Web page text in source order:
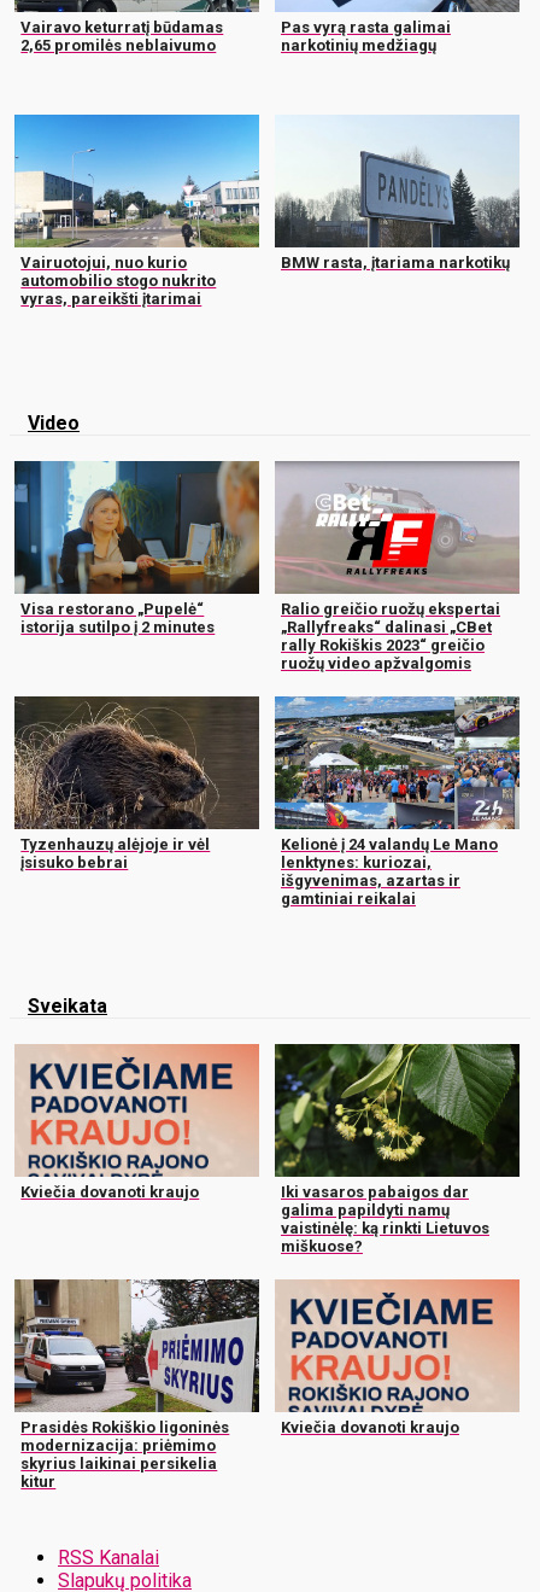
Vairavo keturratį būdamas
2,65 promilės neblaivumo
Pas vyrą rasta galimai
narkotinių medžiagų
Vairuotojui, nuo kurio
automobilio stogo nukrito
vyras, pareikšti įtarimai
BMW rasta, įtariama narkotikų
Video
Visa restorano „Pupelė“
istorija sutilpo į 2 minutes
Ralio greičio ruožų ekspertai
„Rallyfreaks“ dalinasi „CBet
rally Rokiškis 2023“ greičio
ruožų video apžvalgomis
Tyzenhauzų alėjoje ir vėl
įsisuko bebrai
Kelionė į 24 valandų Le Mano
lenktynes: kuriozai,
išgyvenimas, azartas ir
gamtiniai reikalai
Sveikata
Kviečia dovanoti kraujo
Iki vasaros pabaigos dar
galima papildyti namų
vaistinėlę: ką rinkti Lietuvos
miškuose?
Prasidės Rokiškio ligoninės
modernizacija: priėmimo
skyrius laikinai persikelia
kitur
Kviečia dovanoti kraujo
RSS Kanalai
Slapukų politika